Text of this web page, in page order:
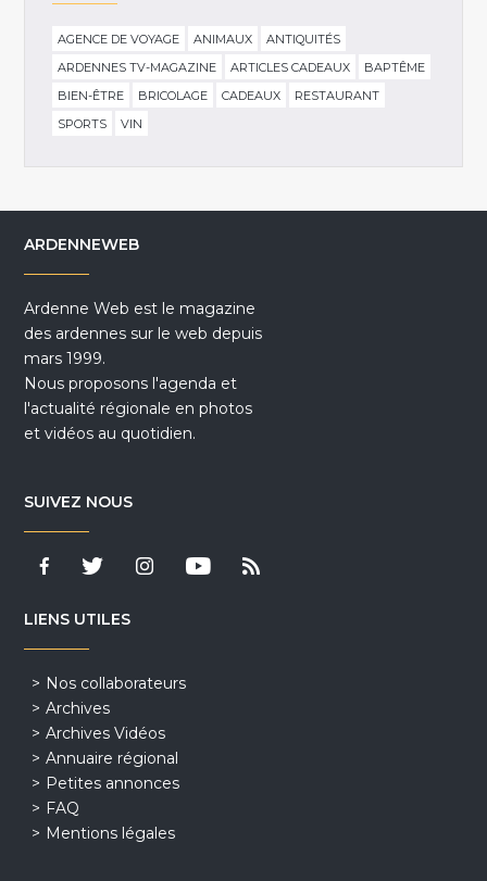
AGENCE DE VOYAGE ANIMAUX
ANTIQUITÉS
ARDENNES TV-MAGAZINE
ARTICLES CADEAUX
BAPTÊME
BIEN-ÊTRE
BRICOLAGE CADEAUX
RESTAURANT
SPORTS
VIN
ARDENNEWEB
Ardenne Web est le magazine
des ardennes sur le web depuis
mars 1999.
Nous proposons l'agenda et
l'actualité régionale en photos
et vidéos au quotidien.
SUIVEZ NOUS
LIENS UTILES
Nos collaborateurs
Archives
Archives Vidéos
Annuaire régional
Petites annonces
FAQ
Mentions légales